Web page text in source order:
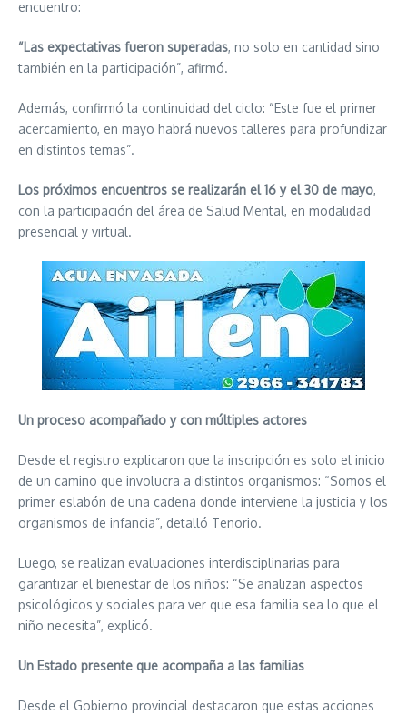
encuentro:
“Las expectativas fueron superadas, no solo en cantidad sino
también en la participación”, afirmó.
Además, confirmó la continuidad del ciclo: “Este fue el primer
acercamiento, en mayo habrá nuevos talleres para profundizar
en distintos temas”.
Los próximos encuentros se realizarán el 16 y el 30 de mayo,
con la participación del área de Salud Mental, en modalidad
presencial y virtual.
Un proceso acompañado y con múltiples actores
Desde el registro explicaron que la inscripción es solo el inicio
de un camino que involucra a distintos organismos: “Somos el
primer eslabón de una cadena donde interviene la justicia y los
organismos de infancia”, detalló Tenorio.
Luego, se realizan evaluaciones interdisciplinarias para
garantizar el bienestar de los niños: “Se analizan aspectos
psicológicos y sociales para ver que esa familia sea lo que el
niño necesita”, explicó.
Un Estado presente que acompaña a las familias
Desde el Gobierno provincial destacaron que estas acciones